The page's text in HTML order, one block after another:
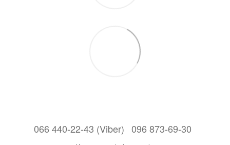
066 440-22-43 (Viber) 096 873-69-30